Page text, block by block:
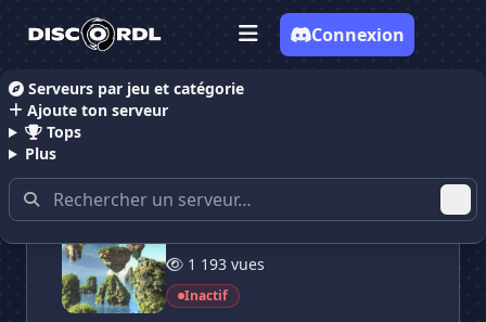
Serveurs par jeu et catégorie
Ajoute ton serveur
Tops
Plus
Connexion
Accueil Serveurs Discord RolePlay
1 193 vues
Inactif
Vote pourAthlésya・RP
Athlésya・RP
Es-tu sûr de vouloir supprimer ton avis de ce
Athlésya・RP